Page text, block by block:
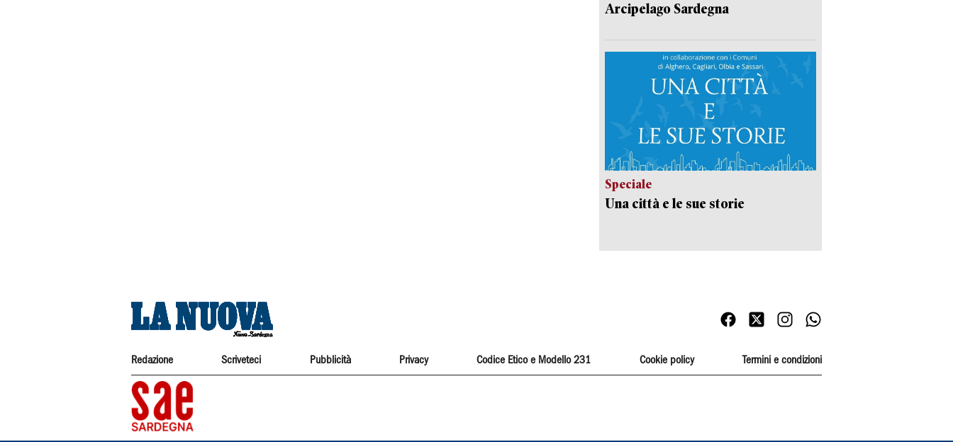
Arcipelago Sardegna
Speciale
Una città e le sue storie
Redazione Scriveteci Pubblicità Privacy Codice Etico e Modello 231 Cookie policy Termini e condizioni